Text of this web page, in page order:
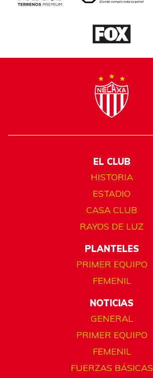
EL CLUB
HISTORIA
ESTADIO
CASA CLUB
RAYOS DE LUZ
PLANTELES
PRIMER EQUIPO
FEMENIL
NOTICIAS
GENERAL
PRIMER EQUIPO
FEMENIL
FUERZAS BÁSICAS